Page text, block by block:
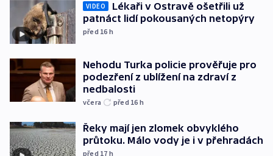
VIDEO
Lékaři v Ostravě ošetřili už
patnáct lidí pokousaných netopýry
před 16 h
Nehodu Turka policie prověřuje pro
podezření z ublížení na zdraví z
nedbalosti
včera před 16 h
Řeky mají jen zlomek obvyklého
průtoku. Málo vody je i v přehradách
před 17 h